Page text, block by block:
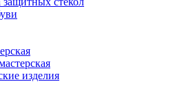
изделия